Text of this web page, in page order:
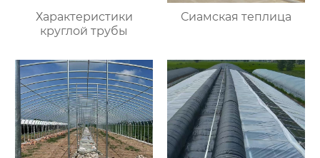
Характеристики
круглой трубы
Сиамская теплица